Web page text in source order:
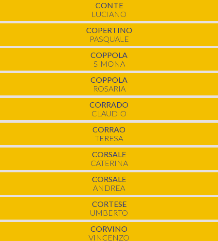
CONTE
LUCIANO
COPERTINO
PASQUALE
COPPOLA
SIMONA
COPPOLA
ROSARIA
CORRADO
CLAUDIO
CORRAO
TERESA
CORSALE
CATERINA
CORSALE
ANDREA
CORTESE
UMBERTO
CORVINO
VINCENZO